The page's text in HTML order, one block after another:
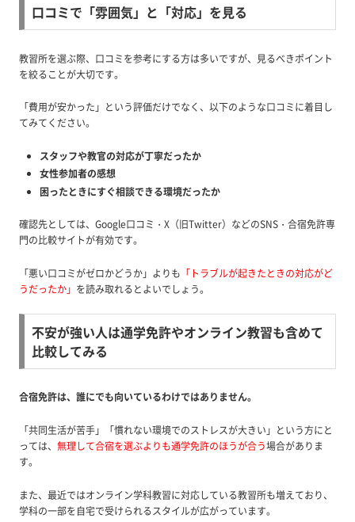
口コミで「雰囲気」と「対応」を見る
教習所を選ぶ際、口コミを参考にする方は多いですが、見るべきポイント
を絞ることが大切です。
「費用が安かった」という評価だけでなく、以下のような口コミに着目し
てみてください。
スタッフや教官の対応が丁寧だったか
女性参加者の感想
困ったときにすぐ相談できる環境だったか
確認先としては、Google口コミ・X（旧Twitter）などのSNS・合宿免許専
門の比較サイトが有効です。
「悪い口コミがゼロかどうか」よりも 「トラブルが起きたときの対応がど
うだったか」 を読み取れるとよいでしょう。
不安が強い人は通学免許やオンライン教習も含めて
比較してみる
合宿免許は、誰にでも向いているわけではありません。
「共同生活が苦手」「慣れない環境でのストレスが大きい」という方にと
っては、 無理して合宿を選ぶよりも通学免許のほうが合う場合がありま
す。
また、最近ではオンライン学科教習に対応している教習所も増えており、
学科の一部を自宅で受けられるスタイルが広がっています。